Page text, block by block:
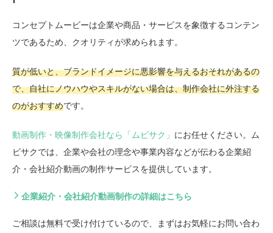
コンセプトムービーは企業や商品・サービスを象徴するコンテン
ツであるため、クオリティが求められます。
質が低いと、ブランドイメージに悪影響を与えるおそれがあるの
で、自社にノウハウやスキルがない場合は、制作会社に外注する
のがおすすめです。
動画制作・映像制作会社なら「ムビサク」 にお任せください。ム
ビサクでは、企業や会社の理念や事業内容などが伝わる企業紹
介・会社紹介動画の制作サービスを提供しています。
企業紹介・会社紹介動画制作の詳細はこちら
ご相談は無料で受け付けているので、まずはお気軽にお問い合わ